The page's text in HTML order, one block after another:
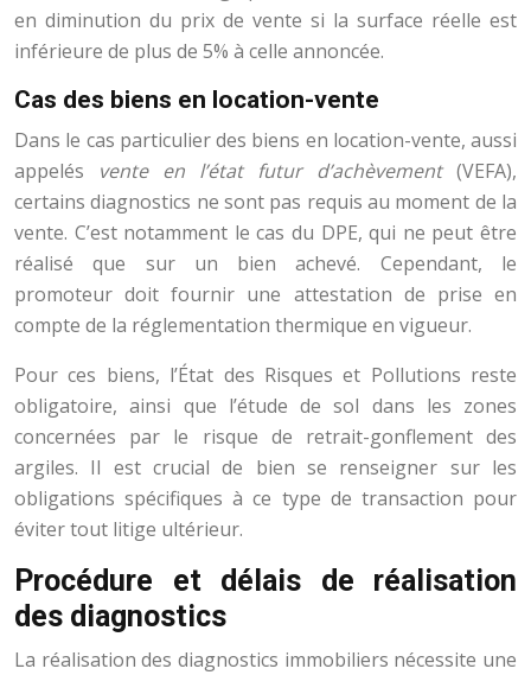
en diminution du prix de vente si la surface réelle est
inférieure de plus de 5% à celle annoncée.
Cas des biens en location-vente
Dans le cas particulier des biens en location-vente, aussi
appelés vente en l’état futur d’achèvement (VEFA),
certains diagnostics ne sont pas requis au moment de la
vente. C’est notamment le cas du DPE, qui ne peut être
réalisé que sur un bien achevé. Cependant, le
promoteur doit fournir une attestation de prise en
compte de la réglementation thermique en vigueur.
Pour ces biens, l’État des Risques et Pollutions reste
obligatoire, ainsi que l’étude de sol dans les zones
concernées par le risque de retrait-gonflement des
argiles. Il est crucial de bien se renseigner sur les
obligations spécifiques à ce type de transaction pour
éviter tout litige ultérieur.
Procédure et délais de réalisation
des diagnostics
La réalisation des diagnostics immobiliers nécessite une